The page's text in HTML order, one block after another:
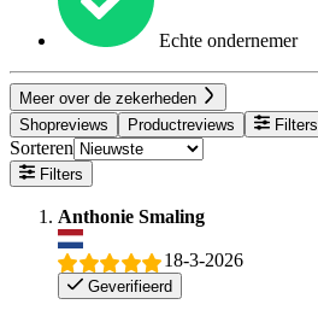
Echte ondernemer
Meer over de zekerheden
Shopreviews
Productreviews Filters
Sorteren
Filters
Anthonie Smaling
18-3-2026
Geverifieerd